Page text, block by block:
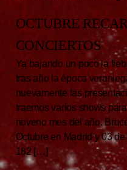
OCTUBRE
CONCIERTOS
Ya bajando un poco la
tras año la época
nuevamente las
traemos varios shows
noveno mes del año.
Octubre en Madrid y 03
182 […]